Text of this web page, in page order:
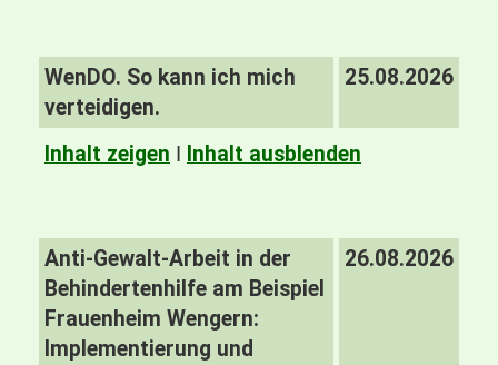
WenDO. So kann ich mich
verteidigen.
25.08.2026
Inhalt zeigen I Inhalt ausblenden
Anti-Gewalt-Arbeit in der
Behindertenhilfe am Beispiel
Frauenheim Wengern:
Implementierung und
26.08.2026